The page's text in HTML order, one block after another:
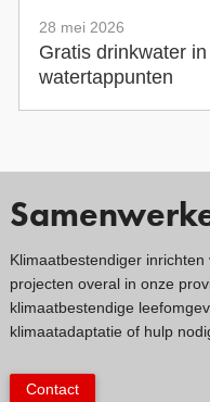
28 mei 2026
Gratis drinkwater
watertappunten
Klimaatbestendiger
projecten overal in onze
klimaatbestendige
klimaatadaptatie of hulp
Contact